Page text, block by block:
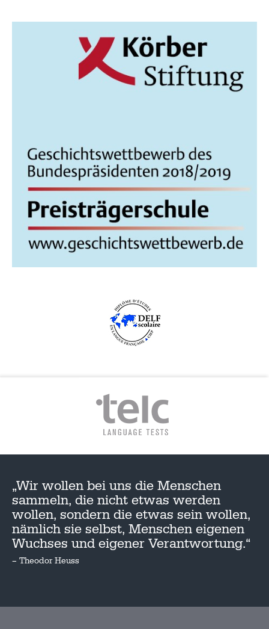
„Wir wollen bei uns die Menschen
sammeln, die nicht etwas werden
wollen, sondern die etwas sein wollen,
nämlich sie selbst, Menschen eigenen
Wuchses und eigener Verantwortung.“
– Theodor Heuss